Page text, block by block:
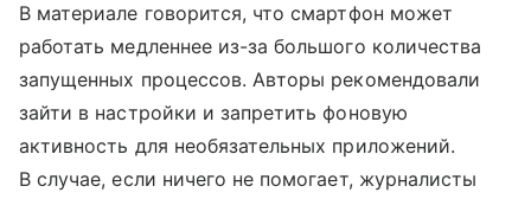
В материале говорится, что смартфон может
работать медленнее из-за большого количества
запущенных процессов. Авторы рекомендовали
зайти в настройки и запретить фоновую
активность для необязательных приложений.
В случае, если ничего не помогает, журналисты